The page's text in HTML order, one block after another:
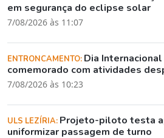
em segurança do eclipse solar
7/08/2026 às 11:07
ENTRONCAMENTO: Dia
comemorado com atividades
7/08/2026 às 10:23
ULS LEZÍRIA: Projeto-piloto testa
uniformizar passagem de turno